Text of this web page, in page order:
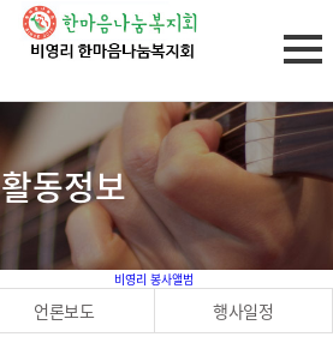
활동정보
비영리 봉사앨범
언론보도 행사일정